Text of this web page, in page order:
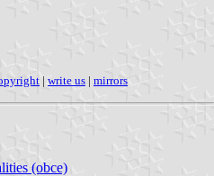
| write us | mirrors
(obce)